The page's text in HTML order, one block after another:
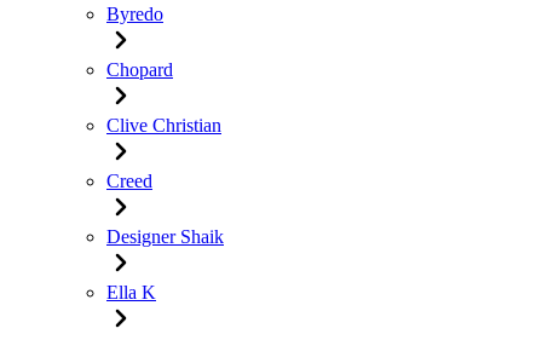
Byredo
Chopard
Clive Christian
Creed
Designer Shaik
Ella K